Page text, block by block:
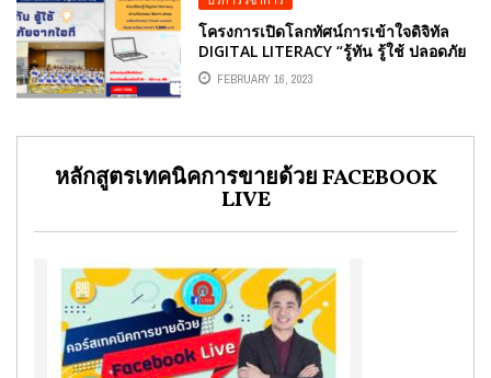
โครงการเปิดโลกทัศน์การเข้าใจดิจิทัล
DIGITAL LITERACY “รู้ทัน รู้ใช้ ปลอดภัย
จากไอที” สโมสรนักศึกษาวิทยาลัย
พยาบาลศาสตร์อัครราชกุมารี ราชวิทยา
FEBRUARY 16, 2023
หลักสูตรเทคนิคการขายด้วย FACEBOOK
LIVE